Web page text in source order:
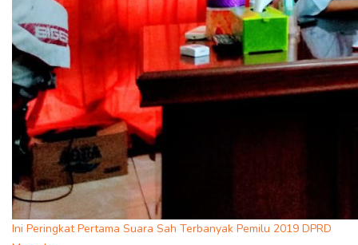
Ini Peringkat Pertama Suara Sah Terbanyak Pemilu 2019 DPRD